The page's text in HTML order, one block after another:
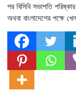
পর বিসিবি সভাপতি
অথবা বাংলাদেশের পক্ষে